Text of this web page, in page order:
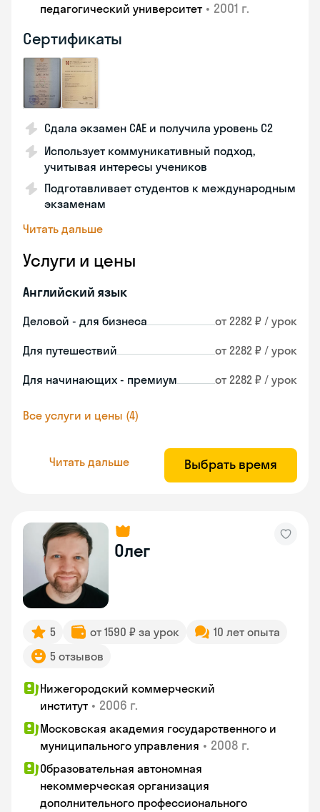
педагогический университет • 2001 г.
Сертификаты
Сдала экзамен CAE и получила уровень С2
Использует коммуникативный подход,
учитывая интересы учеников
Подготавливает студентов к международным
экзаменам
Читать дальше
Услуги и цены
Английский язык
Деловой - для бизнеса от 2282 ₽ / урок
Для путешествий от 2282 ₽ / урок
Для начинающих - премиум от 2282 ₽ / урок
Все услуги и цены (4)
Читать дальше Выбрать время
Олег
5 от 1590 ₽ за урок
10 лет опыта
5 отзывов
Нижегородский коммерческий
институт • 2006 г.
Московская академия государственного и
муниципального управления • 2008 г.
Образовательная автономная
некоммерческая организация
дополнительного профессионального